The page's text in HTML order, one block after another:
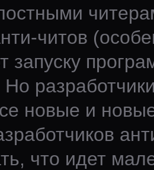
читов
запуску
новые и
что идет